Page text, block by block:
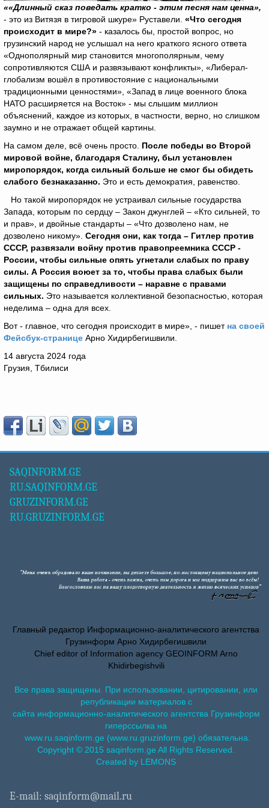
««Длинный сказ поведать кратко - этим песня нам ценна»,
- это из Витязя в тигровой шкуре» Руставели. «Что сегодня
происходит в мире?» - казалось бы, простой вопрос, но
грузинский народ не услышал на него краткого ясного ответа
«Однополярный мир становится многополярным, чему
сопротивляются США и развязывают конфликты», «Либерал-
глобализм вошёл в противостояние с национальными
традиционными ценностями», «Запад в лице военного блока
НАТО расширяется на Восток» - мы слышим миллион
объяснений, каждое из которых, в частности, верно, но слишком
заумно и не отражает общей картины.
На самом деле, всё очень просто. После победы во Второй
мировой войне, благодаря Сталину, был установлен
миропорядок, когда сильный больше не смог бы обидеть
слабого безнаказанно. Это и есть демократия, равенство.
Но такой миропорядок не устраивал сильные государства
Запада, которым по сердцу – Закон джунглей – «Кто сильней, то
и прав», и двойные стандарты – «Что дозволено нам, не
дозволено никому». Сегодня они, как тогда – Гитлер против
СССР, развязали войну против правопреемника СССР -
России, чтобы сильные опять угнетали слабых по праву
силы. А Россия воюет за то, чтобы права слабых были
защищены по справедливости – наравне с правами
сильных. Это называется коллективной безопасностью, которая
неделима – одна для всех.
Вот - главное, что сегодня происходит в мире», - пишет на своей
Фейсбук-странице Арно Хидирбегишвили.
14 августа 2024 года
Грузия, Тбилиси
SAQINFORM.GE
RU.SAQINFORM.GE
GRUZINFORM.GE
RU.GRUZINFORM.GE
Главный редактор Информационно-аналитического агентства
Грузинформ Арно Хидирбегишвили
Chief editor of Information agency GEOINFORM Arno
Khidirbegishvili
Все права защищены. При использовании, цитировании, или
републикации материалов с
сайта информационно-аналитического агентства Грузинформ
гиперссылка на
www.ru.saqinform.ge (www.ru.gruzinform.ge) обязательна.
Copyright © 2015 saqinform.ge All Rights Reserved.
Created by LEMONS
E-mail: saqinform@mail.ru